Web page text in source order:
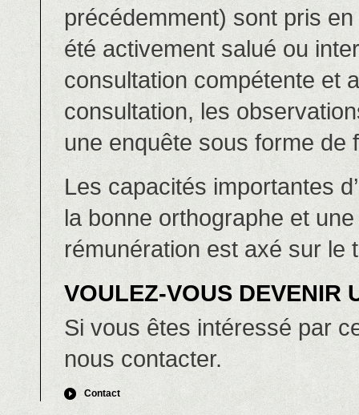
précédemment) sont pris
été activement salué ou
consultation compétente et
consultation, les
une enquête sous forme de
Les capacités importantes
la bonne orthographe et
rémunération est axé sur le
VOULEZ-VOUS DEVENIR
Si vous êtes intéressé par
nous contacter.
Contact